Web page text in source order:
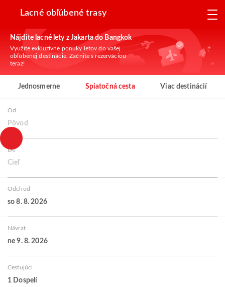
Lacné obľúbené trasy
Nájdite lacné lety z Jakarta do Bangkok
Využite exkluzívne ponuky letov do vašej
obľúbenej destinácie. Začnite s rezerváciou
teraz!
Jednosmerne Spiatočná cesta Viac destinácií
Od
Pôvod
Do
Cieľ
Odchod
so 8. 8. 2026
Návrat
ne 9. 8. 2026
Cestujúci
1 Dospelí